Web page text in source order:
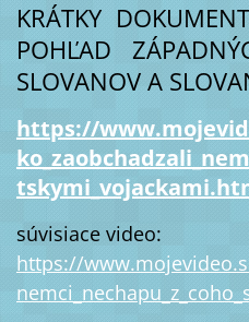
KRÁTKY
POHĽAD
SLOVANOV A
https://
súvisiace video:
https://